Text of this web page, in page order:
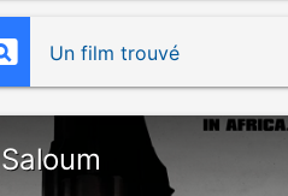
Un film trouvé
Saloum